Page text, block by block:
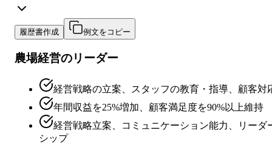
履歴書作成 例文をコピー
農場経営のリーダー
経営戦略の立案、スタッフの教育・指導、顧客対
年間収益を25%増加、顧客満足度を90%以上維持
経営戦略立案、コミュニケーション能力、リーダ
シップ